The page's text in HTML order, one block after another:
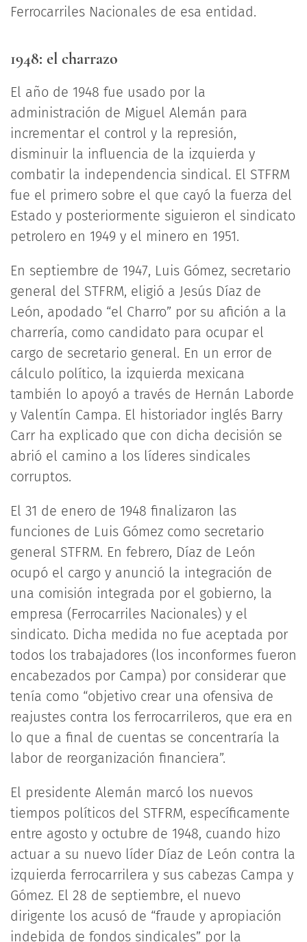
Ferrocarriles Nacionales de esa entidad.
1948: el charrazo
El año de 1948 fue usado por la
administración de Miguel Alemán para
incrementar el control y la represión,
disminuir la influencia de la izquierda y
combatir la independencia sindical. El STFRM
fue el primero sobre el que cayó la fuerza del
Estado y posteriormente siguieron el sindicato
petrolero en 1949 y el minero en 1951.
En septiembre de 1947, Luis Gómez, secretario
general del STFRM, eligió a Jesús Díaz de
León, apodado “el Charro” por su afición a la
charrería, como candidato para ocupar el
cargo de secretario general. En un error de
cálculo político, la izquierda mexicana
también lo apoyó a través de Hernán Laborde
y Valentín Campa. El historiador inglés Barry
Carr ha explicado que con dicha decisión se
abrió el camino a los líderes sindicales
corruptos.
El 31 de enero de 1948 finalizaron las
funciones de Luis Gómez como secretario
general STFRM. En febrero, Díaz de León
ocupó el cargo y anunció la integración de
una comisión integrada por el gobierno, la
empresa (Ferrocarriles Nacionales) y el
sindicato. Dicha medida no fue aceptada por
todos los trabajadores (los inconformes fueron
encabezados por Campa) por considerar que
tenía como “objetivo crear una ofensiva de
reajustes contra los ferrocarrileros, que era en
lo que a final de cuentas se concentraría la
labor de reorganización financiera”.
El presidente Alemán marcó los nuevos
tiempos políticos del STFRM, específicamente
entre agosto y octubre de 1948, cuando hizo
actuar a su nuevo líder Díaz de León contra la
izquierda ferrocarrilera y sus cabezas Campa y
Gómez. El 28 de septiembre, el nuevo
dirigente los acusó de “fraude y apropiación
indebida de fondos sindicales” por la